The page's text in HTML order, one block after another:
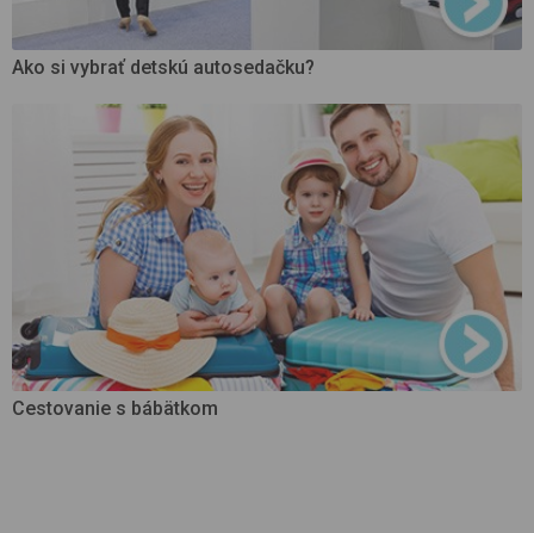
Ako si vybrať detskú autosedačku?
Cestovanie s bábätkom